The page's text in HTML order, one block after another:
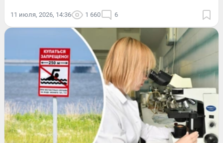
11 июля, 2026, 14:36 1 660 6